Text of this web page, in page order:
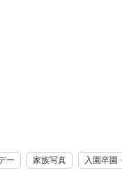
ー 家族写真 入園卒園